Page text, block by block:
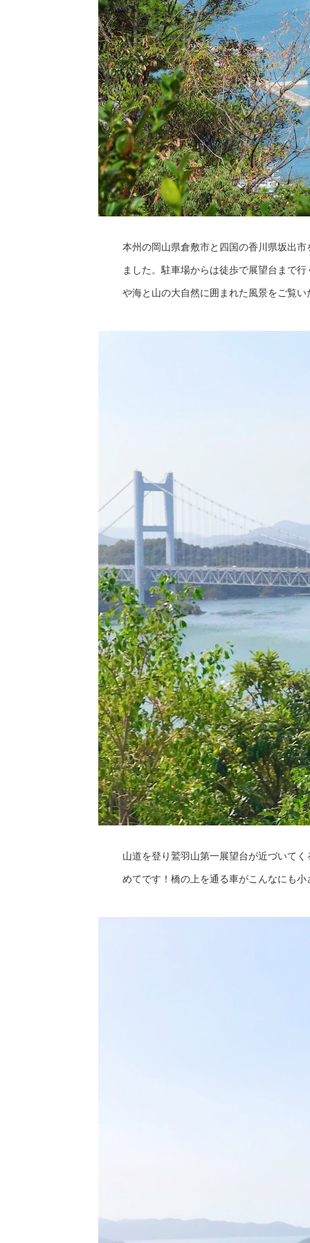
本州の岡山県倉敷市と四国の香川県坂出
ました。駐車場からは徒歩で展望台まで
や海と山の大自然に囲まれた風景をご覧い
山道を登り鷲羽山第一展望台が近づいて
めてです！橋の上を通る車がこんなにも